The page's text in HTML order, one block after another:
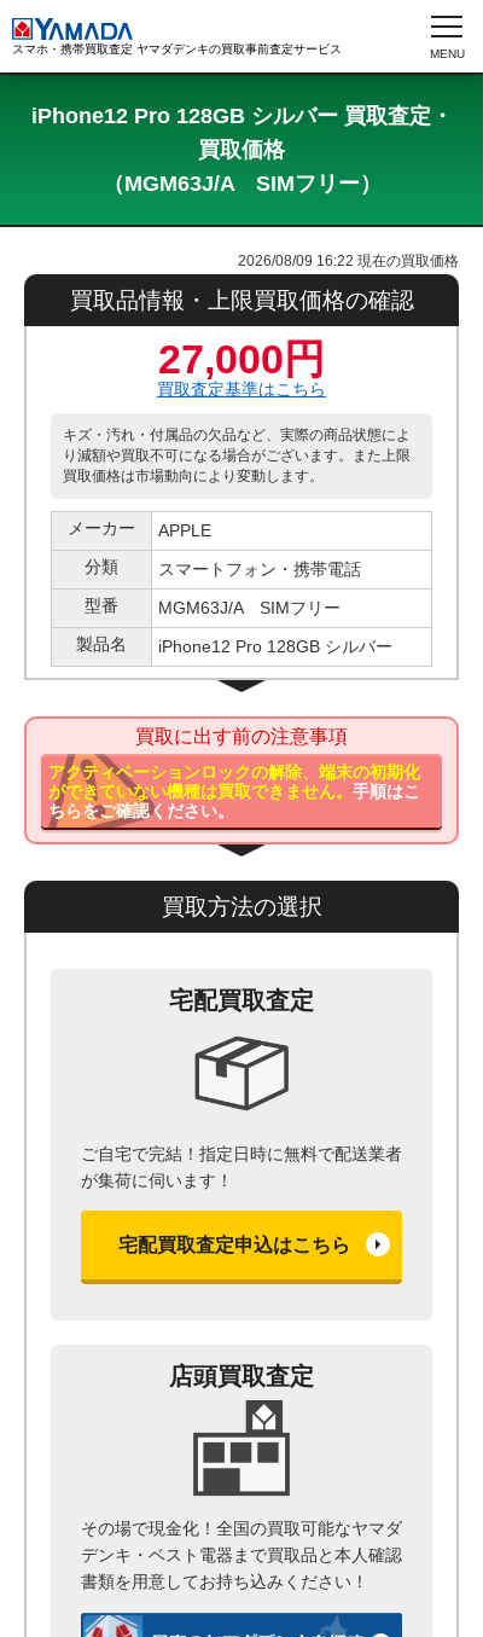
スマホ・携帯買取査定 ヤマダデンキの買取事前査定サービス
iPhone12 Pro 128GB シルバー 買取査定・
買取価格
（MGM63J/A SIMフリー）
2026/08/09 16:22 現在の買取価格
買取品情報・上限買取価格の確認
27,000円
買取査定基準はこちら
キズ・汚れ・付属品の欠品など、実際の商品状態によ
り減額や買取不可になる場合がございます。また上限
買取価格は市場動向により変動します。
メーカー
APPLE
分類
スマートフォン・携帯電話
型番
MGM63J/A SIMフリー
製品名
iPhone12 Pro 128GB シルバー
買取に出す前の注意事項
アクティベーションロックの解除、端末の初期化
ができていない機種は買取できません。手順はこ
ちらをご確認ください。
買取方法の選択
宅配買取査定
ご自宅で完結！指定日時に無料で配送業者
が集荷に伺います！
宅配買取査定申込はこちら
店頭買取査定
その場で現金化！全国の買取可能なヤマダ
デンキ・ベスト電器まで買取品と本人確認
書類を用意してお持ち込みください！